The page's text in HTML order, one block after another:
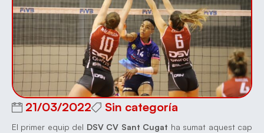
21/03/2022 Sin categoría
El primer equip del DSV CV Sant Cugat ha sumat aquest cap